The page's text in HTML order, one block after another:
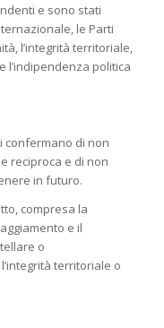
e sono stati
le Parti
l’integrità territoriale,
l’indipendenza politica
confermano di non
reciproca e di non
in futuro.
compresa la
e il
o
territoriale o